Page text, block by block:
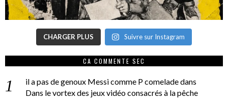
CHARGER PLUS Suivre sur Instagram
CA COMMENTE SEC
il a pas de genoux Messi comme P comeladedans
Dans le vortex des jeux vidéo consacrés à la pêche